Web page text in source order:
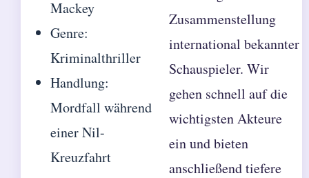
Mackey
Genre:
Kriminalthriller
Handlung:
Mordfall während
einer Nil-
Kreuzfahrt
Zusammenstellung
international bekannter
Schauspieler. Wir
gehen schnell auf die
wichtigsten Akteure
ein und bieten
anschließend tiefere